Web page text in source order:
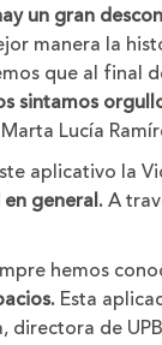
un gran
manera la
que al final
sintamos
Lucía
aplicativo la
general.A
hemos
Esta
directora de